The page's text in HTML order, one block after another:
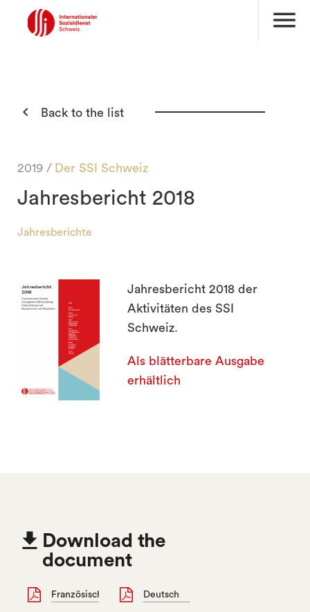
menu
 Back to the list
2019 / Der SSI Schweiz
Jahresbericht 2018
Jahresberichte
Jahresbericht 2018 der
Aktivitäten des SSI
Schweiz.
Als blätterbare Ausgabe
erhältlich
 Download the
document
Französisch Deutsch